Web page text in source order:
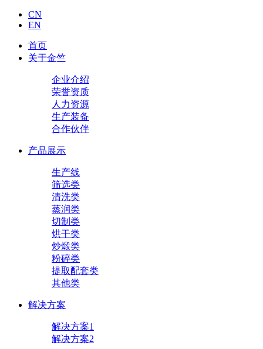
CN
EN
首页
关于金竺
企业介绍
荣誉资质
人力资源
生产装备
合作伙伴
产品展示
生产线
筛选类
清洗类
蒸润类
切制类
烘干类
炒煅类
粉碎类
提取配套类
其他类
解决方案
解决方案1
解决方案2